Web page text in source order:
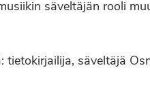
säveltäjän rooli
säveltäjä